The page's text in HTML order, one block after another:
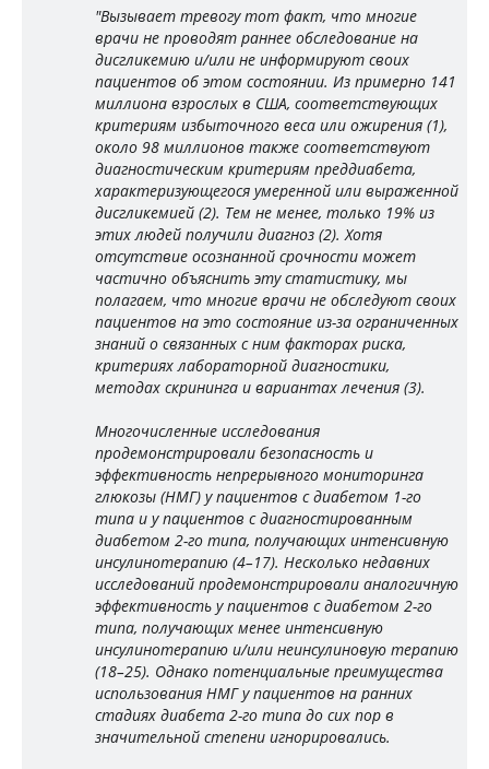
"Вызывает тревогу тот факт, что многие
врачи не проводят раннее обследование на
дисгликемию и/или не информируют своих
пациентов об этом состоянии. Из примерно 141
миллиона взрослых в США, соответствующих
критериям избыточного веса или ожирения (1),
около 98 миллионов также соответствуют
диагностическим критериям преддиабета,
характеризующегося умеренной или выраженной
дисгликемией (2). Тем не менее, только 19% из
этих людей получили диагноз (2). Хотя
отсутствие осознанной срочности может
частично объяснить эту статистику, мы
полагаем, что многие врачи не обследуют своих
пациентов на это состояние из-за ограниченных
знаний о связанных с ним факторах риска,
критериях лабораторной диагностики,
методах скрининга и вариантах лечения (3).
Многочисленные исследования
продемонстрировали безопасность и
эффективность непрерывного мониторинга
глюкозы (НМГ) у пациентов с диабетом 1-го
типа и у пациентов с диагностированным
диабетом 2-го типа, получающих интенсивную
инсулинотерапию (4–17). Несколько недавних
исследований продемонстрировали аналогичную
эффективность у пациентов с диабетом 2-го
типа, получающих менее интенсивную
инсулинотерапию и/или неинсулиновую терапию
(18–25). Однако потенциальные преимущества
использования НМГ у пациентов на ранних
стадиях диабета 2-го типа до сих пор в
значительной степени игнорировались.